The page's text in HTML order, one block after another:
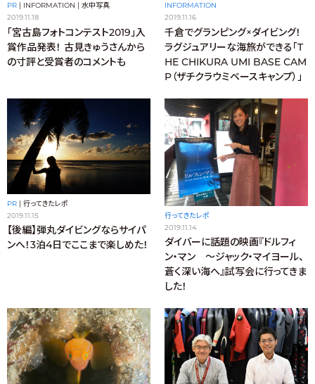
PR INFORMATION
水中写真
2019.11.18
「宮古島フォトコンテスト2019」入
賞作品発表！ 古見きゅうさんから
の寸評と受賞者のコメントも
INFORMATION
2019.11.16
千倉でグランピング×ダイビング！
ラグジュアリーな海旅ができる「T
HE CHIKURA UMI BASE CAM
P（ザチクラウミベースキャンプ）」
PR | 行ってきたレポ
2019.11.15
【後編】弾丸ダイビングならサイパ
ンへ！3泊4日でここまで楽しめた！
行ってきたレポ
2019.11.14
ダイバーに話題の映画『ドルフィ
ン・マン ～ジャック・マイヨール、
蒼く深い海へ』試写会に行ってきま
した！